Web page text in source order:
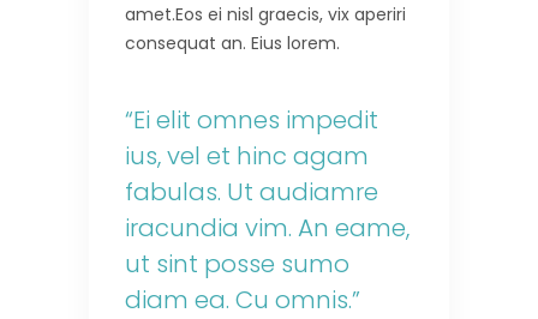
amet.Eos ei nisl graecis, vix aperiri
consequat an. Eius lorem.
“Ei elit omnes impedit
ius, vel et hinc agam
fabulas. Ut audiamre
iracundia vim. An eame,
ut sint posse sumo
diam ea. Cu omnis.”